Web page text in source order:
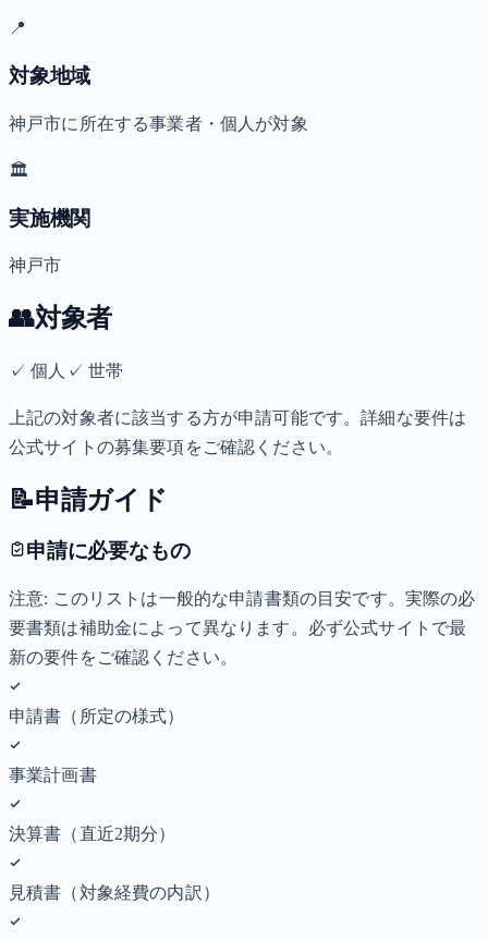
📍
対象地域
神戸市に所在する事業者・個人が対象
🏛️
実施機関
神戸市
👥対象者
✓個人 ✓ 世帯
上記の対象者に該当する方が申請可能です。詳細な要件は
公式サイトの募集要項をご確認ください。
📝申請ガイド
申請に必要なもの
注意: このリストは一般的な申請書類の目安です。実際の必
要書類は補助金によって異なります。必ず公式サイトで最
新の要件をご確認ください。
申請書（所定の様式）
事業計画書
決算書（直近2期分）
見積書（対象経費の内訳）